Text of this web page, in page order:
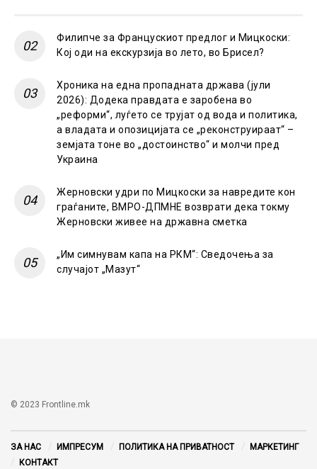
Филипче за Францускиот предлог и Мицкоски:
Кој оди на екскурзија во лето, во Брисел?
Хроника на една пропадната држава (јули
2026): Додека правдата е заробена во
„реформи“, луѓето се трујат од вода и политика,
а владата и опозицијата се „реконструираат“ –
земјата тоне во „достоинство“ и молчи пред
Украина
Жерновски удри по Мицкоски за навредите кон
граѓаните, ВМРО-ДПМНЕ возврати дека токму
Жерновски живее на државна сметка
„Им симнувам капа на РКМ“: Сведочења за
случајот „Мазут“
© 2023 Frontline.mk
ЗА НАС ИМПРЕСУМ ПОЛИТИКА НА ПРИВАТНОСТ
МАРКЕТИНГ
КОНТАКТ